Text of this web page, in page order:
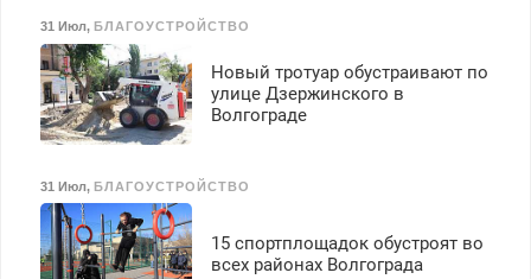
31 Июл, БЛАГОУСТРОЙСТВО
Новый тротуар обустраивают по
улице Дзержинского в
Волгограде
31 Июл, БЛАГОУСТРОЙСТВО
15 спортплощадок обустроят во
всех районах Волгограда